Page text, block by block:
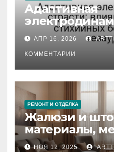
Адаптивная
влияние
стихийных
тезауруса
АПР 16, 2026
КОММЕНТАРИИ
РЕМОНТ И ОТДЕЛКА
Жалюзи и
материалы,
управления и
НОЯ 12, 2025